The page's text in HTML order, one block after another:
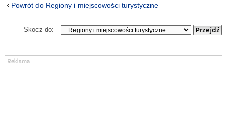
Powrót do Regiony i miejscowości turystyczne
Skocz do: